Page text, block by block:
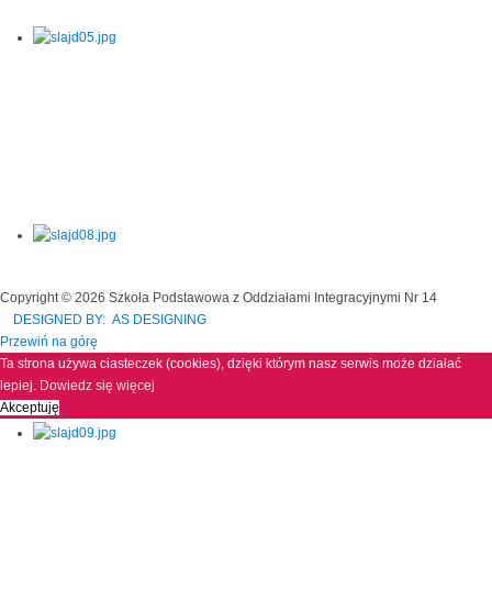
Copyright © 2026 Szkoła Podstawowa z Oddziałami Integracyjnymi Nr 14
DESIGNED BY: AS DESIGNING
Przewiń na górę
Ta strona używa ciasteczek (cookies), dzięki którym nasz serwis może działać
lepiej. Dowiedz się więcej
Akceptuję